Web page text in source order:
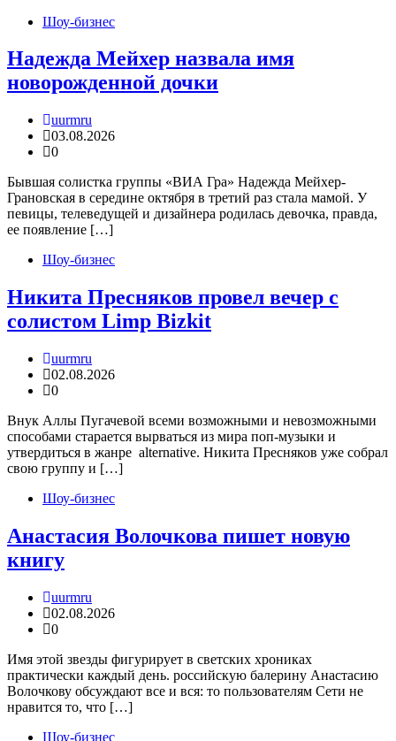
Шоу-бизнес
Надежда Мейхер назвала имя
новорожденной дочки
uurmru
03.08.2026
0
Бывшая солистка группы «ВИА Гра» Надежда Мейхер-
Грановская в середине октября в третий раз стала мамой. У
певицы, телеведущей и дизайнера родилась девочка, правда,
ее появление […]
Шоу-бизнес
Никита Пресняков провел вечер с
солистом Limp Bizkit
uurmru
02.08.2026
0
Внук Аллы Пугачевой всеми возможными и невозможными
способами старается вырваться из мира поп-музыки и
утвердиться в жанре alternative. Никита Пресняков уже собрал
свою группу и […]
Шоу-бизнес
Анастасия Волочкова пишет новую
книгу
uurmru
02.08.2026
0
Имя этой звезды фигурирует в светских хрониках
практически каждый день. российскую балерину Анастасию
Волочкову обсуждают все и вся: то пользователям Сети не
нравится то, что […]
Шоу-бизнес